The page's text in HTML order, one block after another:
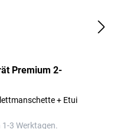
Premium 2-
+ Etui
3 Werktagen.